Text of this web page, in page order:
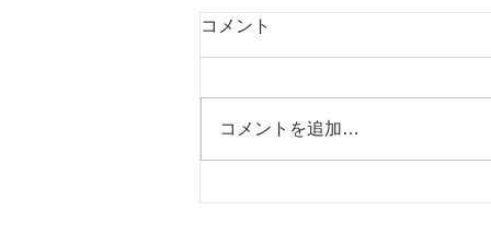
コメント
コメントを追加…